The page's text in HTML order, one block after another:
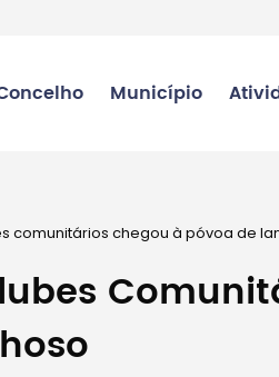
Município
comunitários chegou à póvoa de